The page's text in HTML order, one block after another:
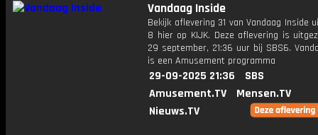
Vandaag Inside
Bekijk aflevering 31 van Vandaag Inside
8 hier op KIJK. Deze aflevering is
29 september, 21:36 uur bij SBS6.
is een Amusement programma
29-09-2025 21:36
SBS
Amusement.TV
Mensen.TV
Nieuws.TV